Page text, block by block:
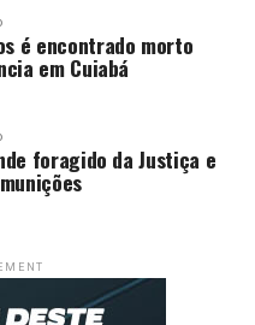
é encontrado morto
em Cuiabá
foragido da Justiça e